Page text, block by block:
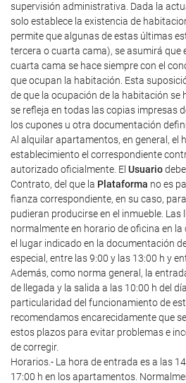
supervisión administrativa. Dada la
solo establece la existencia de
permite que algunas de estas últimas
tercera o cuarta cama), se asumirá que
cuarta cama se hace siempre con el
que ocupan la habitación. Esta
de que la ocupación de la habitación se
se refleja en todas las copias impresas
los cupones u otra documentación
Al alquilar apartamentos, en general, el
establecimiento el correspondiente
autorizado oficialmente. El Usuario
Contrato, del que la Plataforma no es
fianza correspondiente, en su caso,
pudieran producirse en el inmueble. Las
normalmente en horario de oficina en la
el lugar indicado en la documentación
especial, entre las 9:00 y las 13:00 h y
Además, como norma general, la
de llegada y la salida a las 10:00 h del
particularidad del funcionamiento de
recomendamos encarecidamente que
estos plazos para evitar problemas e
de corregir.
Horarios.- La hora de entrada es a las
17:00 h en los apartamentos.